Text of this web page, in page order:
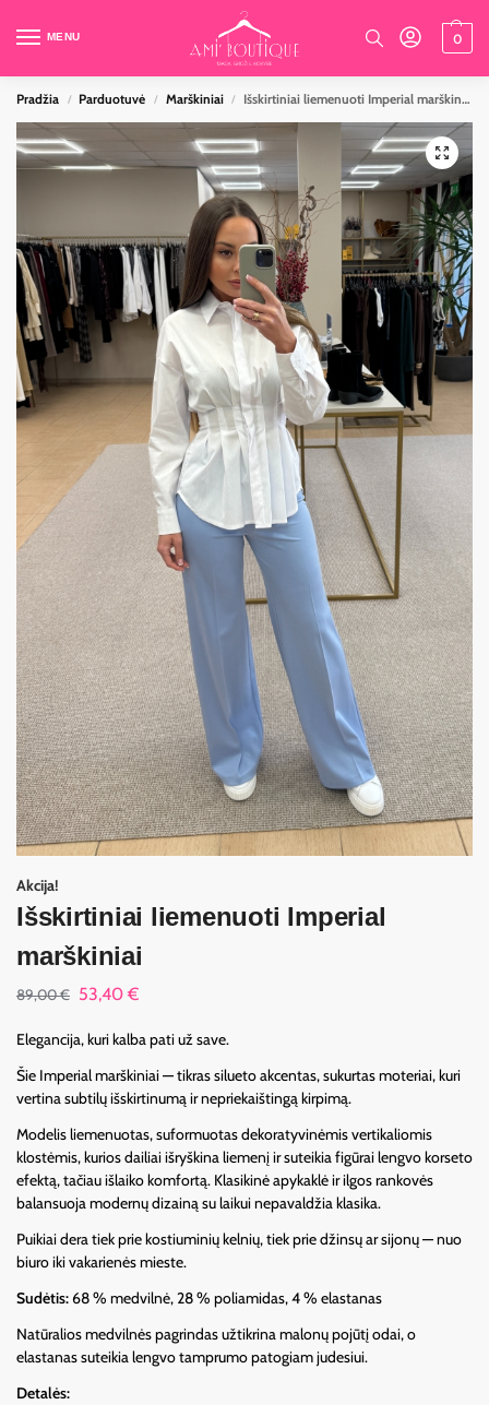
MENU 0
Pradžia / Parduotuvė / Marškiniai / Išskirtiniai liemenuoti Imperial marškiniai
Akcija!
Išskirtiniai liemenuoti Imperial
marškiniai
89,00€ 53,40€
Elegancija, kuri kalba pati už save.
Šie Imperial marškiniai — tikras silueto akcentas, sukurtas moteriai, kuri
vertina subtilų išskirtinumą ir nepriekaištingą kirpimą.
Modelis liemenuotas, suformuotas dekoratyvinėmis vertikaliomis
klostėmis, kurios dailiai išryškina liemenį ir suteikia figūrai lengvo korseto
efektą, tačiau išlaiko komfortą. Klasikinė apykaklė ir ilgos rankovės
balansuoja modernų dizainą su laikui nepavaldžia klasika.
Puikiai dera tiek prie kostiuminių kelnių, tiek prie džinsų ar sijonų — nuo
biuro iki vakarienės mieste.
Sudėtis:68 % medvilnė, 28 % poliamidas, 4 % elastanas
Natūralios medvilnės pagrindas užtikrina malonų pojūtį odai, o
elastanas suteikia lengvo tamprumo patogiam judesiui.
Detalės: